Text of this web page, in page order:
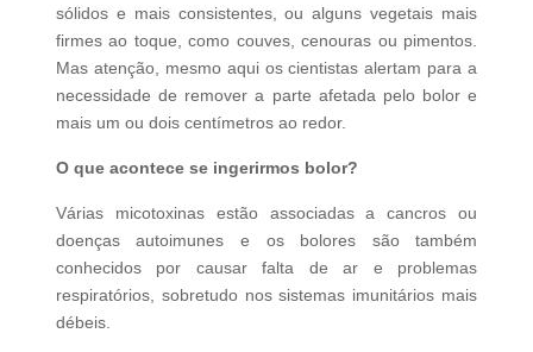
sólidos e mais consistentes, ou alguns vegetais mais
firmes ao toque, como couves, cenouras ou pimentos.
Mas atenção, mesmo aqui os cientistas alertam para a
necessidade de remover a parte afetada pelo bolor e
mais um ou dois centímetros ao redor.
O que acontece se ingerirmos bolor?
Várias micotoxinas estão associadas a cancros ou
doenças autoimunes e os bolores são também
conhecidos por causar falta de ar e problemas
respiratórios, sobretudo nos sistemas imunitários mais
débeis.